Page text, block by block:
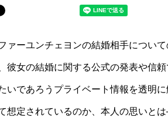
ァーユンチェヨンの結婚相手につい
彼女の結婚に関する公式の発表や信
いであろうプライベート情報を透明
想定されているのか、本人の思いと